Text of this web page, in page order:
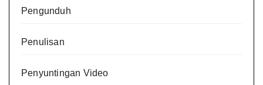
Pengunduh
Penulisan
Penyuntingan Video